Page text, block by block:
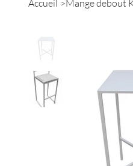
Accueil >Mange debout